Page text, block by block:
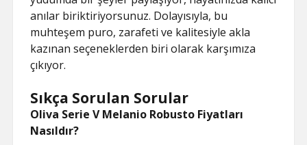
anılar biriktiriyorsunuz. Dolayısıyla, bu
muhteşem puro, zarafeti ve kalitesiyle akla
kazınan seçeneklerden biri olarak karşımıza
çıkıyor.
Sıkça Sorulan Sorular
Oliva Serie V Melanio Robusto Fiyatları
Nasıldır?